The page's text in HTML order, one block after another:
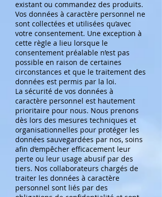
existant ou commandez des produits.
Vos données à caractère personnel ne
sont collectées et utilisées qu’avec
votre consentement. Une exception à
cette règle a lieu lorsque le
consentement préalable n’est pas
possible en raison de certaines
circonstances et que le traitement des
données est permis par la loi.
La sécurité de vos données à
caractère personnel est hautement
prioritaire pour nous. Nous prenons
dès lors des mesures techniques et
organisationnelles pour protéger les
données sauvegardées par nos, soins
afin d’empêcher efficacement leur
perte ou leur usage abusif par des
tiers. Nos collaborateurs chargés de
traiter les données à caractère
personnel sont liés par des